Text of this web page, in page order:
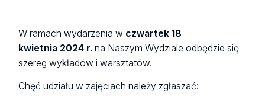
W ramach wydarzenia w czwartek 18
kwietnia 2024 r.na Naszym Wydziale odbędzie się
szereg wykładów i warsztatów.
Chęć udziału w zajęciach należy zgłaszać: